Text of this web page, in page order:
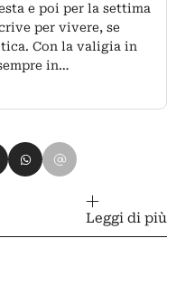
e poi per la settima
per vivere, se
Con la valigia in
in…
su LinkedIn
su Pinterest
Condividi su WhatsApp
Condividi su Email
Leggi di più